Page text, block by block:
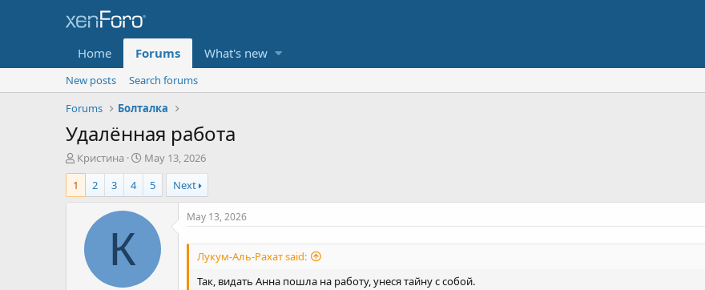
Home Forums What's new
New posts
Search forums
Forums
Болталка
Удалённая работа
T
h
r
e
Кристина
S
t
r
t
May 13, 2026
1
2 3 4 5 Next
К
May 13, 2026
Лукум-Аль-Рахат said:
Так, видать Анна пошла на работу, унеся тайну с собой.